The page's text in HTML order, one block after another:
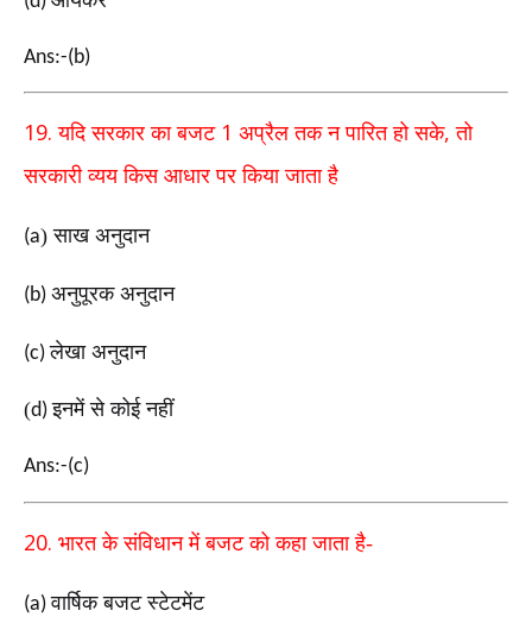
Ans:-(b)
19.यदि सरकार का बजट 1 अप्रैल तक न पारित हो सके,तो
सरकारी व्यय किस आधार पर किया जाता है
(a) साख अनुदान
(b) अनुपूरक अनुदान
(c)लेखा अनुदान
(d)इनमें से कोई नहीं
Ans:-(c)
20. भारत के संविधान में बजट को कहा जाता है-
(a)वार्षिक बजट स्टेटमेंट